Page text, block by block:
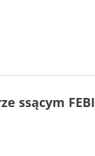
ssącym FEBI